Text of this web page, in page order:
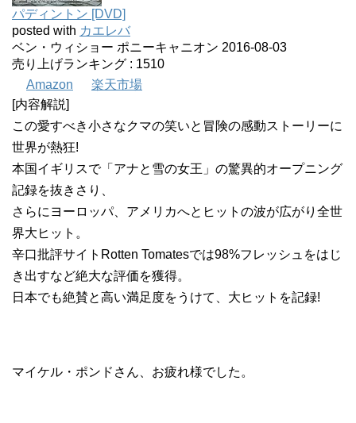
パディントン [DVD]
posted with カエレバ
ベン・ウィショー ポニーキャニオン 2016-08-03
売り上げランキング : 1510
Amazon
楽天市場
[内容解説]
この愛すべき小さなクマの笑いと冒険の感動ストーリーに
世界が熱狂!
本国イギリスで「アナと雪の女王」の驚異的オープニング
記録を抜きさり、
さらにヨーロッパ、アメリカへとヒットの波が広がり全世
界大ヒット。
辛口批評サイトRotten Tomatesでは98%フレッシュをはじ
き出すなど絶大な評価を獲得。
日本でも絶賛と高い満足度をうけて、大ヒットを記録!
マイケル・ポンドさん、お疲れ様でした。